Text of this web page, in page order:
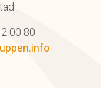
00 80